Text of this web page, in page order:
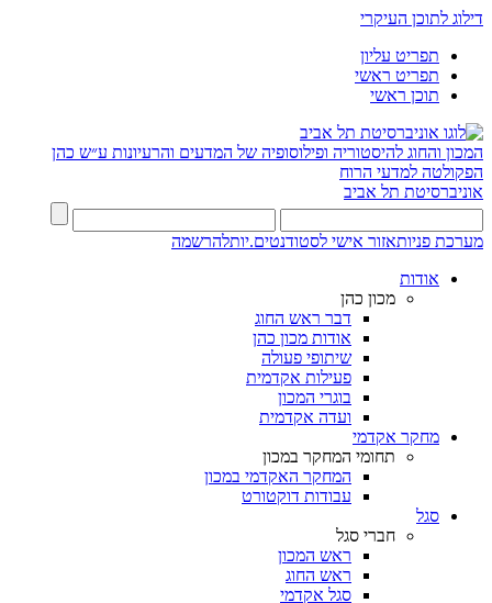
דילוג לתוכן העיקרי
תפריט עליון
תפריט ראשי
תוכן ראשי
המכון והחוג להיסטוריה ופילוסופיה של המדעים והרעיונות ע״ש כהן
הפקולטה למדעי הרוח
אוניברסיטת תל אביב
מערכת פניותאזור אישי לסטודנטים.יותלהרשמה
אודות
מכון כהן
דבר ראש החוג
אודות מכון כהן
שיתופי פעולה
פעילות אקדמית
בוגרי המכון
ועדה אקדמית
מחקר אקדמי
תחומי המחקר במכון
המחקר האקדמי במכון
עבודות דוקטורט
סגל
חברי סגל
ראש המכון
ראש החוג
סגל אקדמי